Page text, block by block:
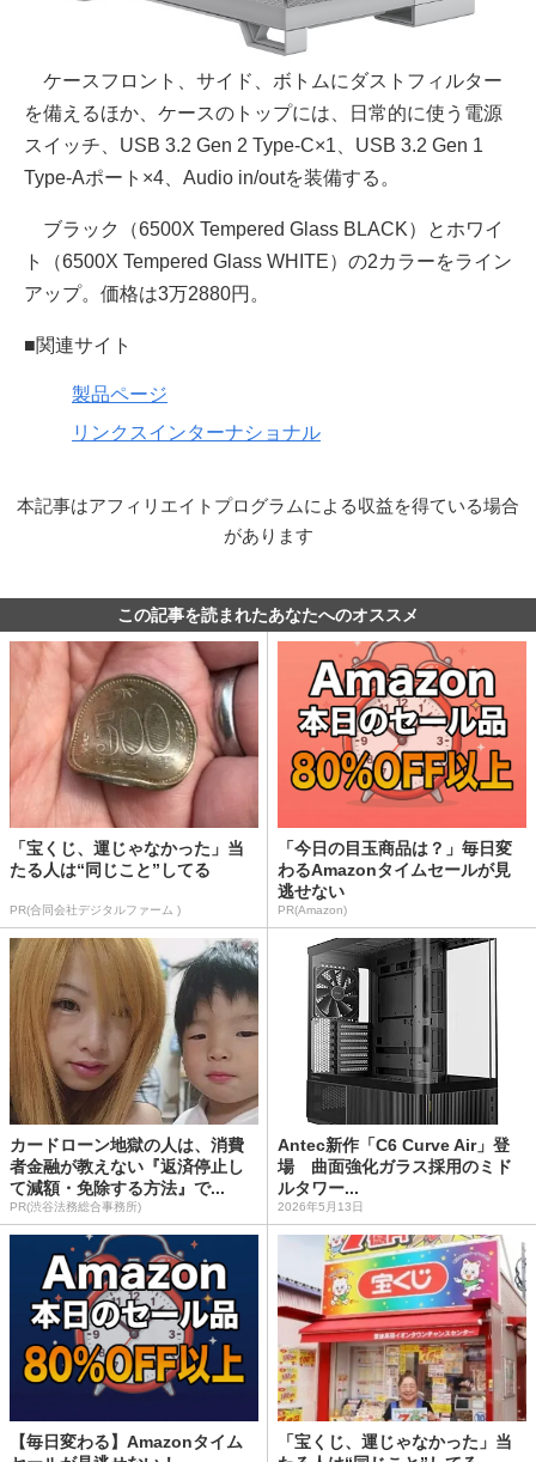
ケースフロント、サイド、ボトムにダストフィルター
を備えるほか、ケースのトップには、日常的に使う電源
スイッチ、USB 3.2 Gen 2 Type-C×1、USB 3.2 Gen 1
Type-Aポート×4、Audio in/outを装備する。
ブラック（6500X Tempered Glass BLACK）とホワイ
ト（6500X Tempered Glass WHITE）の2カラーをライン
アップ。価格は3万2880円。
■関連サイト
製品ページ
リンクスインターナショナル
本記事はアフィリエイトプログラムによる収益を得ている場合
があります
この記事を読まれたあなたへのオススメ
「宝くじ、運じゃなかった」当
たる人は“同じこと”してる
PR(合同会社デジタルファーム )
「今日の目玉商品は？」毎日変
わるAmazonタイムセールが見
逃せない
PR(Amazon)
カードローン地獄の人は、消費
者金融が教えない『返済停止し
て減額・免除する方法』で...
PR(渋谷法務総合事務所)
Antec新作「C6 Curve Air」登
場 曲面強化ガラス採用のミド
ルタワー...
2026年5月13日
【毎日変わる】Amazonタイム
「宝くじ、運じゃなかった」当